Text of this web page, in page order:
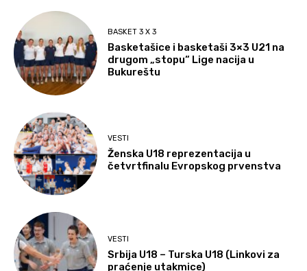
BASKET 3 X 3
Basketašice i basketaši 3×3 U21 na
drugom „stopu“ Lige nacija u
Bukureštu
VESTI
Ženska U18 reprezentacija u
četvrtfinalu Evropskog prvenstva
VESTI
Srbija U18 – Turska U18 (Linkovi za
praćenje utakmice)